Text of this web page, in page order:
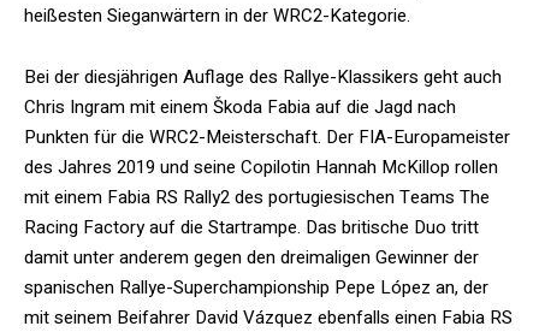
heißesten Sieganwärtern in der WRC2-Kategorie.
Bei der diesjährigen Auflage des Rallye-Klassikers geht auch
Chris Ingram mit einem Škoda Fabia auf die Jagd nach
Punkten für die WRC2-Meisterschaft. Der FIA-Europameister
des Jahres 2019 und seine Copilotin Hannah McKillop rollen
mit einem Fabia RS Rally2 des portugiesischen Teams The
Racing Factory auf die Startrampe. Das britische Duo tritt
damit unter anderem gegen den dreimaligen Gewinner der
spanischen Rallye-Superchampionship Pepe López an, der
mit seinem Beifahrer David Vázquez ebenfalls einen Fabia RS